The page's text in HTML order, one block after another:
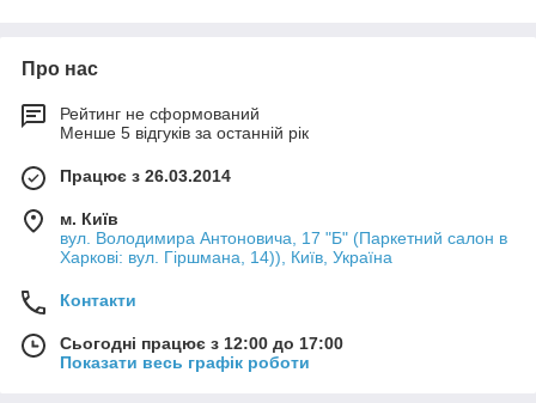
Про нас
Рейтинг не сформований
Менше 5 відгуків за останній рік
Працює з 26.03.2014
м. Київ
вул. Володимира Антоновича, 17 "Б" (Паркетний салон в
Харкові: вул. Гіршмана, 14)), Київ, Україна
Контакти
Сьогодні працює з 12:00 до 17:00
Показати весь графік роботи